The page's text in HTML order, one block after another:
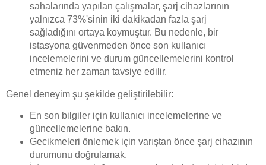
sahalarında yapılan çalışmalar, şarj cihazlarının
yalnızca 73%'sinin iki dakikadan fazla şarj
sağladığını ortaya koymuştur. Bu nedenle, bir
istasyona güvenmeden önce son kullanıcı
incelemelerini ve durum güncellemelerini kontrol
etmeniz her zaman tavsiye edilir.
Genel deneyim şu şekilde geliştirilebilir:
En son bilgiler için kullanıcı incelemelerine ve
güncellemelerine bakın.
Gecikmeleri önlemek için varıştan önce şarj cihazının
durumunu doğrulamak.